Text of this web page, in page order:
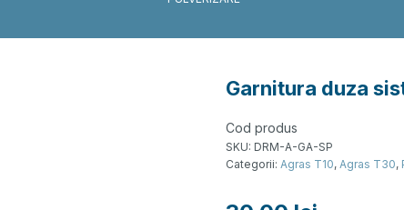
Garnitura duza
Cod produs
SKU: DRM-A-GA-SP
Categorii: Agras T10, Agras T30,